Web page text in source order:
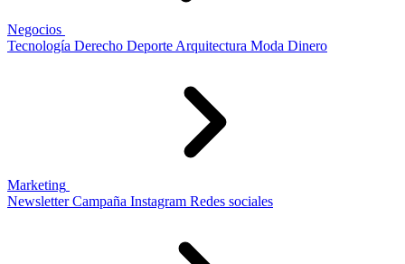
Negocios
Tecnología Derecho Deporte Arquitectura Moda Dinero
Marketing
Newsletter Campaña Instagram Redes sociales